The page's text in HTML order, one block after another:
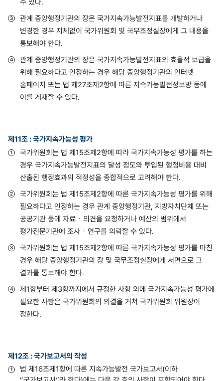
수 있다.
관계 중앙행정기관의 장은 국가지속가능발전지표를 개발하거나
변경한 경우 지체없이 국가위원회 및 국무조정실장에게 그 내용을
통보해야 한다.
관계 중앙행정기관의 장은 국가지속가능발전지표의 효율적 보급을
위해 필요하다고 인정하는 경우 해당 중앙행정기관의 인터넷
홈페이지 또는 법 제27조제2항에 따른 지속가능발전정보망 등에
이를 게재할 수 있다.
제11조 : 국가지속가능성 평가
국가위원회는 법 제15조제2항에 따라 국가지속가능성 평가를 하는
경우 국가지속가능발전지표의 달성 정도와 투입된 행정비용 대비
산출된 행정효과의 적정성을 종합적으로 고려해야 한다.
국가위원회는 법 제15조제2항에 따른 국가지속가능성 평가를 위해
필요하다고 인정하는 경우 관계 중앙행정기관, 지방자치단체 또는
공공기관 등에 자료ㆍ의견을 요청하거나 예산의 범위에서
평가전문기관에 조사ㆍ연구를 의뢰할 수 있다.
국가위원회는 법 제15조제2항에 따른 국가지속가능성 평가를 마친
경우 해당 중앙행정기관의 장 및 국무조정실장에게 서면으로 그
결과를 통보해야 한다.
제1항부터 제3항까지에서 규정한 사항 외에 국가지속가능성 평가에
필요한 사항은 국가위원회의 의결을 거쳐 국가위원회 위원장이
정한다.
제12조 : 국가보고서의 작성
법 제16조제1항에 따른 지속가능발전 국가보고서(이하